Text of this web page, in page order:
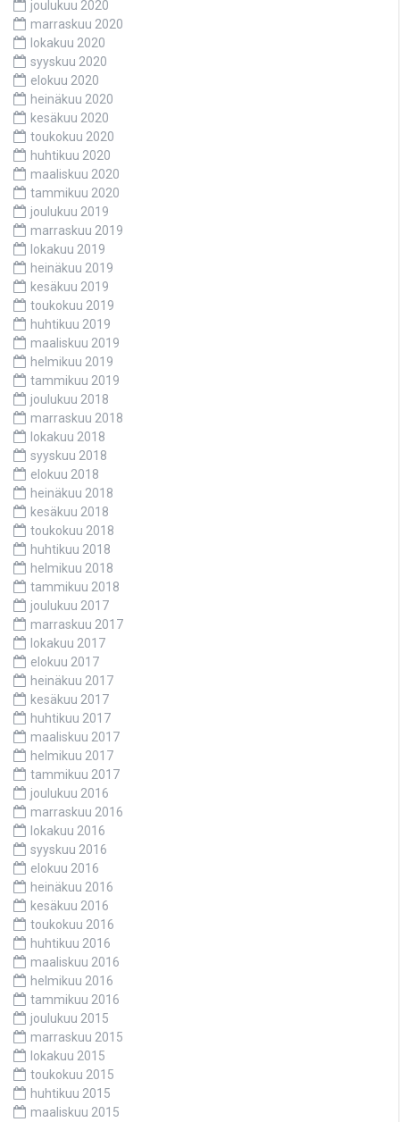
joulukuu 2020
marraskuu 2020
lokakuu 2020
syyskuu 2020
elokuu 2020
heinäkuu 2020
kesäkuu 2020
toukokuu 2020
huhtikuu 2020
maaliskuu 2020
tammikuu 2020
joulukuu 2019
marraskuu 2019
lokakuu 2019
heinäkuu 2019
kesäkuu 2019
toukokuu 2019
huhtikuu 2019
maaliskuu 2019
helmikuu 2019
tammikuu 2019
joulukuu 2018
marraskuu 2018
lokakuu 2018
syyskuu 2018
elokuu 2018
heinäkuu 2018
kesäkuu 2018
toukokuu 2018
huhtikuu 2018
helmikuu 2018
tammikuu 2018
joulukuu 2017
marraskuu 2017
lokakuu 2017
elokuu 2017
heinäkuu 2017
kesäkuu 2017
huhtikuu 2017
maaliskuu 2017
helmikuu 2017
tammikuu 2017
joulukuu 2016
marraskuu 2016
lokakuu 2016
syyskuu 2016
elokuu 2016
heinäkuu 2016
kesäkuu 2016
toukokuu 2016
huhtikuu 2016
maaliskuu 2016
helmikuu 2016
tammikuu 2016
joulukuu 2015
marraskuu 2015
lokakuu 2015
toukokuu 2015
huhtikuu 2015
maaliskuu 2015